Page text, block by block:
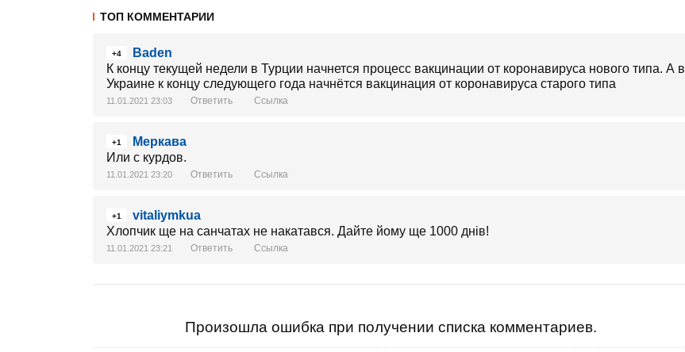
ТОП КОММЕНТАРИИ
+4
Baden
К концу текущей недели в Турции начнется процесс вакцинации от коронавируса нового типа. А в
Украине к концу следующего года начнётся вакцинация от коронавируса старого типа
11.01.2021 23:03 Ответить Ссылка
+1
Меркава
Или с курдов.
11.01.2021 23:20 Ответить Ссылка
+1
vitaliymkua
Хлопчик ще на санчатах не накатався. Дайте йому ще 1000 днів!
11.01.2021 23:21 Ответить Ссылка
Произошла ошибка при получении списка комментариев.